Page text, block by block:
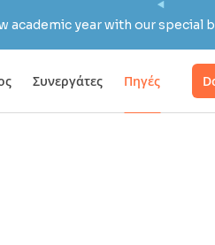
academic year with our special
Συνεργάτες Πηγές